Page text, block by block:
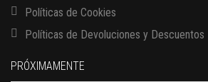
Políticas de Cookies
Políticas de Devoluciones y Descuentos
PRÓXIMAMENTE
13 AGOSTO, 2026
Finanzas para no financieros
Gerencia de empresas familiares